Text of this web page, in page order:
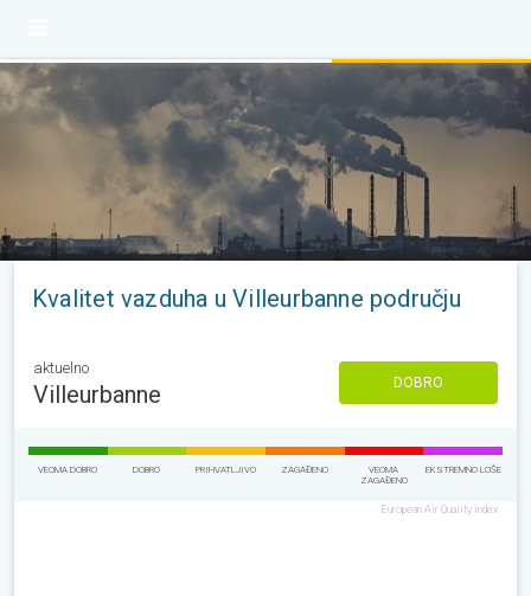
Kvalitet vazduha u Villeurbanne području
aktuelno
Villeurbanne DOBRO
VEOMA DOBRO DOBRO PRIHVATLJIVO ZAGAĐENO
VEOMA
ZAGAĐENO
EKSTREMNO LOŠE
European Air Quality Index